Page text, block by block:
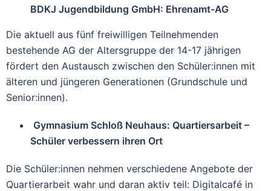
BDKJ Jugendbildung GmbH: Ehrenamt-AG
Die aktuell aus fünf freiwilligen Teilnehmenden
bestehende AG der Altersgruppe der 14-17 jährigen
fördert den Austausch zwischen den Schüler:innen mit
älteren und jüngeren Generationen (Grundschule und
Senior:innen).
Gymnasium Schloß Neuhaus: Quartiersarbeit –
Schüler verbessern ihren Ort
Die Schüler:innen nehmen verschiedene Angebote der
Quartierarbeit wahr und daran aktiv teil: Digitalcafé in